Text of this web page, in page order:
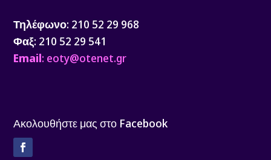
Τηλέφωνο: 210 52 29 968
Φαξ: 210 52 29 541
Email: eoty@otenet.gr
Ακολουθήστε μας στο Facebook